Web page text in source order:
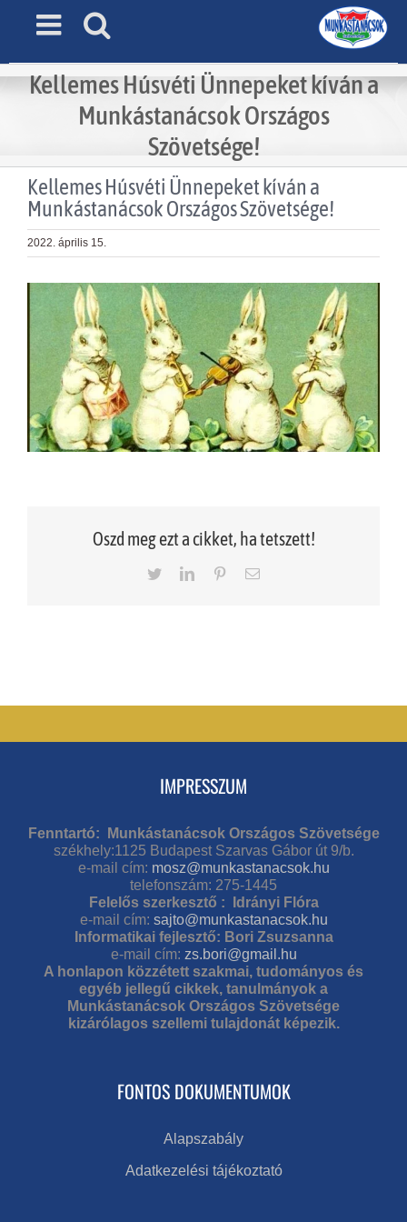
Kellemes Húsvéti Ünnepeket kíván a
Munkástanácsok Országos
Szövetsége!
Kellemes Húsvéti Ünnepeket kíván a
Munkástanácsok Országos Szövetsége!
2022. április 15.
View
Larger
Oszd meg ezt a cikket, ha tetszett!
TwitterLinkedInPinterestEmail
IMPRESSZUM
Fenntartó: Munkástanácsok Országos Szövetsége
székhely:1125 Budapest Szarvas Gábor út 9/b.
e-mail cím: mosz@munkastanacsok.hu
telefonszám: 275-1445
Felelős szerkesztő : Idrányi Flóra
e-mail cím: sajto@munkastanacsok.hu
Informatikai fejlesztő: Bori Zsuzsanna
e-mail cím: zs.bori@gmail.hu
A honlapon közzétett szakmai, tudományos és
egyéb jellegű cikkek, tanulmányok a
Munkástanácsok Országos Szövetsége
kizárólagos szellemi tulajdonát képezik.
FONTOS DOKUMENTUMOK
Alapszabály
Adatkezelési tájékoztató